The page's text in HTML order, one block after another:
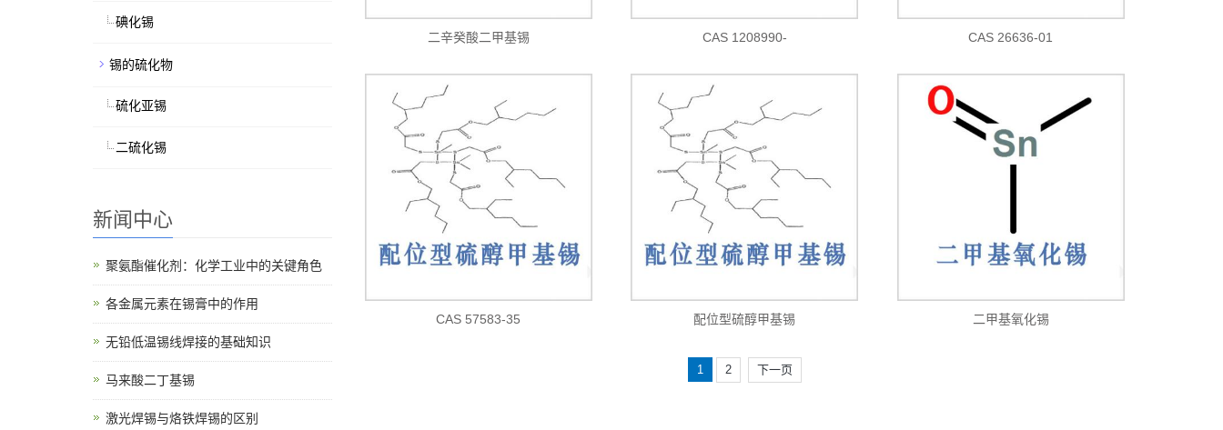
二辛癸酸二甲基锡 CAS 1208990- CAS 26636-01
CAS 57583-35 配位型硫醇甲基锡 二甲基氧化锡
1 2 下一页
碘化锡
锡的硫化物
硫化亚锡
二硫化锡
新闻中心
聚氨酯催化剂：化学工业中的关键角色
各金属元素在锡膏中的作用
无铅低温锡线焊接的基础知识
马来酸二丁基锡
激光焊锡与烙铁焊锡的区别